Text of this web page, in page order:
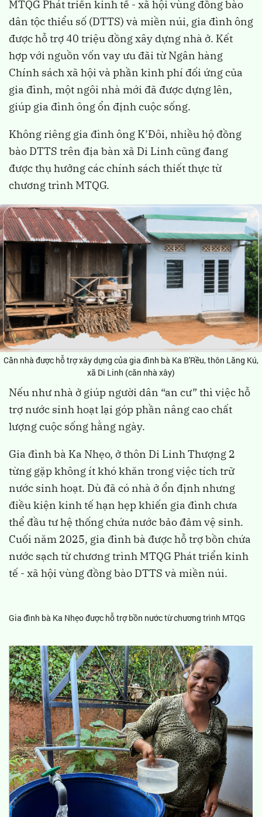
MTQG Phát triển kinh tế - xã hội vùng đồng bào
dân tộc thiểu số (DTTS) và miền núi, gia đình ông
được hỗ trợ 40 triệu đồng xây dựng nhà ở. Kết
hợp với nguồn vốn vay ưu đãi từ Ngân hàng
Chính sách xã hội và phần kinh phí đối ứng của
gia đình, một ngôi nhà mới đã được dựng lên,
giúp gia đình ông ổn định cuộc sống.
Không riêng gia đình ông K’Đôi, nhiều hộ đồng
bào DTTS trên địa bàn xã Di Linh cũng đang
được thụ hưởng các chính sách thiết thực từ
chương trình MTQG.
Căn nhà được hỗ trợ xây dựng của gia đình bà Ka B'Rều, thôn Lăng Kú,
xã Di Linh (căn nhà xây)
Nếu như nhà ở giúp người dân “an cư” thì việc hỗ
trợ nước sinh hoạt lại góp phần nâng cao chất
lượng cuộc sống hằng ngày.
Gia đình bà Ka Nhẹo, ở thôn Di Linh Thượng 2
từng gặp không ít khó khăn trong việc tích trữ
nước sinh hoạt. Dù đã có nhà ở ổn định nhưng
điều kiện kinh tế hạn hẹp khiến gia đình chưa
thể đầu tư hệ thống chứa nước bảo đảm vệ sinh.
Cuối năm 2025, gia đình bà được hỗ trợ bồn chứa
nước sạch từ chương trình MTQG Phát triển kinh
tế - xã hội vùng đồng bào DTTS và miền núi.
Gia đình bà Ka Nhẹo được hỗ trợ bồn nước từ chương trình MTQG